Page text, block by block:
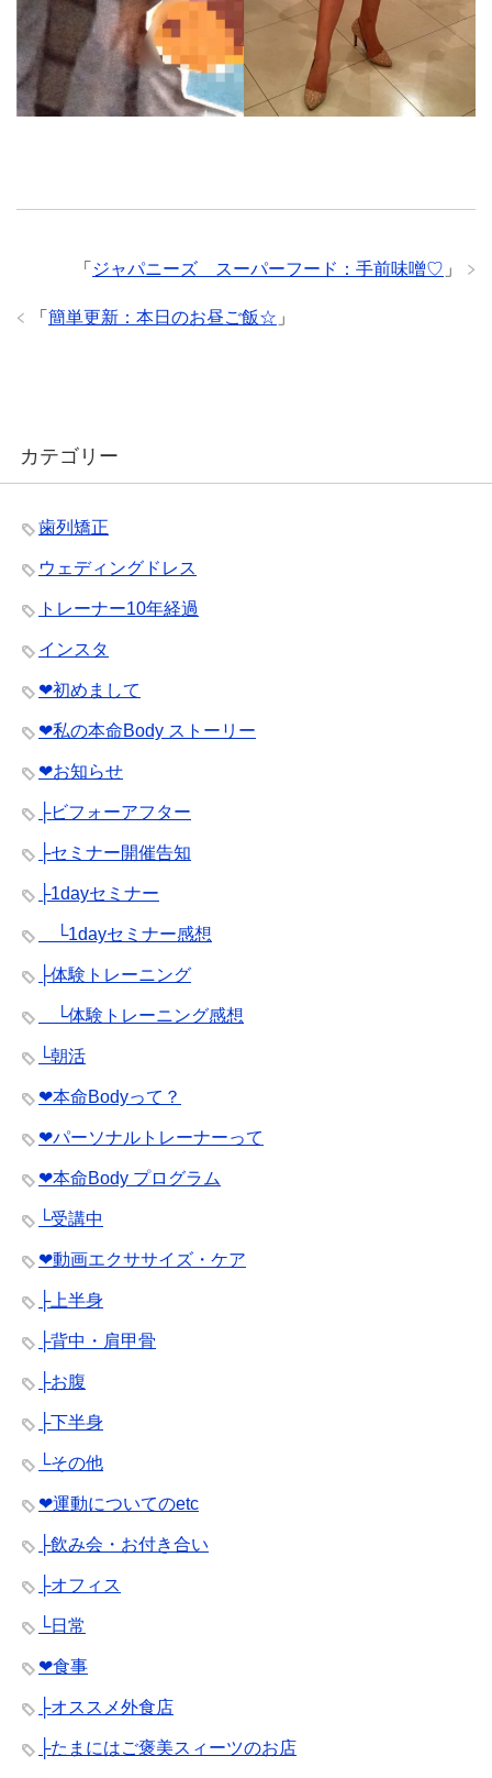
「 ジャパニーズ スーパーフード：手前味噌♡ 」
「 簡単更新：本日のお昼ご飯☆ 」
カテゴリー
歯列矯正
ウェディングドレス
トレーナー10年経過
インスタ
❤︎初めまして
❤︎私の本命Body ストーリー
❤︎お知らせ
├ビフォーアフター
├セミナー開催告知
├1dayセミナー
└1dayセミナー感想
├体験トレーニング
└体験トレーニング感想
└朝活
❤︎本命Bodyって？
❤︎パーソナルトレーナーって
❤︎本命Body プログラム
└受講中
❤︎動画エクササイズ・ケア
├上半身
├背中・肩甲骨
├お腹
├下半身
└その他
❤︎運動についてのetc
├飲み会・お付き合い
├オフィス
└日常
❤︎食事
├オススメ外食店
├たまにはご褒美スィーツのお店